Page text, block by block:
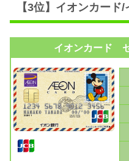
【3位】イオンカード
イオンカード